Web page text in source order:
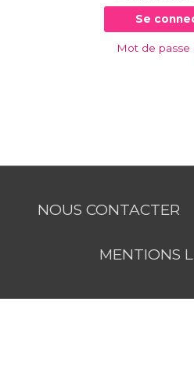
Se
Mot de passe
NOUS CONTACTER
MENTIONS